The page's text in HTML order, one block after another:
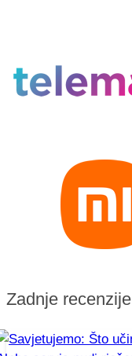
Zadnje recenzije